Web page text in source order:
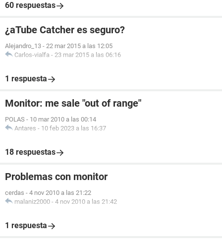
60 respuestas
¿aTube Catcher es seguro?
Alejandro_13 - 22 mar 2015 a las 12:05
Carlos-vialfa - 23 mar 2015 a las 06:16
1 respuesta
Monitor: me sale "out of range"
POLAS - 10 mar 2010 a las 00:14
Antares - 10 feb 2023 a las 16:37
18 respuestas
Problemas con monitor
cerdas - 4 nov 2010 a las 21:22
malaniz2000 - 4 nov 2010 a las 21:42
1 respuesta